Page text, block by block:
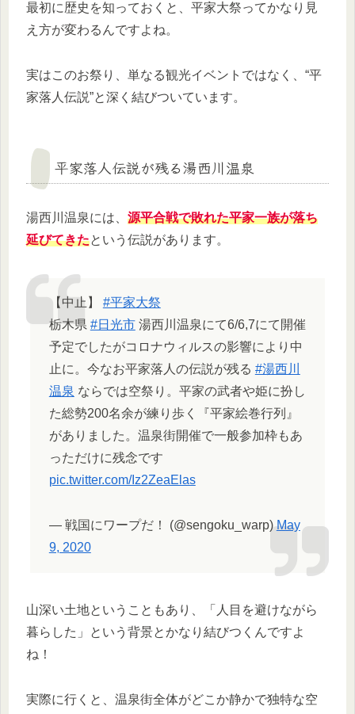
最初に歴史を知っておくと、平家大祭ってかなり見
え方が変わるんですよね。
実はこのお祭り、単なる観光イベントではなく、“平
家落人伝説”と深く結びついています。
平家落人伝説が残る湯西川温泉
湯西川温泉には、 源平合戦で敗れた平家一族が落ち
延びてきたという伝説があります。
【中止】 #平家大祭
栃木県 #日光市湯西川温泉にて6/6,7にて開催
予定でしたがコロナウィルスの影響により中
止に。今なお平家落人の伝説が残る #湯西川
温泉 ならでは空祭り。平家の武者や姫に扮し
た総勢200名余が練り歩く『平家絵巻行列』
がありました。温泉街開催で一般参加枠もあ
っただけに残念です
pic.twitter.com/Iz2ZeaElas
— 戦国にワープだ！ (@sengoku_warp)May
9, 2020
山深い土地ということもあり、「人目を避けながら
暮らした」という背景とかなり結びつくんですよ
ね！
実際に行くと、温泉街全体がどこか静かで独特な空